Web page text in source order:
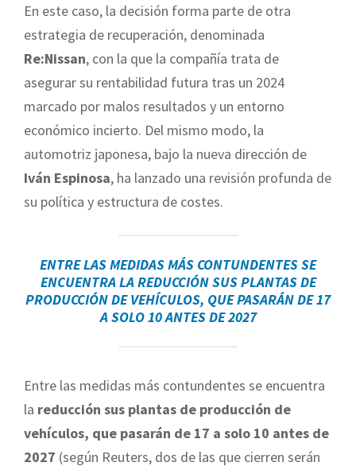
En este caso, la decisión forma parte de otra
estrategia de recuperación, denominada
Re:Nissan, con la que la compañía trata de
asegurar su rentabilidad futura tras un 2024
marcado por malos resultados y un entorno
económico incierto. Del mismo modo, la
automotriz japonesa, bajo la nueva dirección de
Iván Espinosa, ha lanzado una revisión profunda de
su política y estructura de costes.
ENTRE LAS MEDIDAS MÁS CONTUNDENTES SE
ENCUENTRA LA REDUCCIÓN SUS PLANTAS DE
PRODUCCIÓN DE VEHÍCULOS, QUE PASARÁN DE 17
A SOLO 10 ANTES DE 2027
Entre las medidas más contundentes se encuentra
la reducción sus plantas de producción de
vehículos, que pasarán de 17 a solo 10 antes de
2027 (según Reuters, dos de las que cierren serán